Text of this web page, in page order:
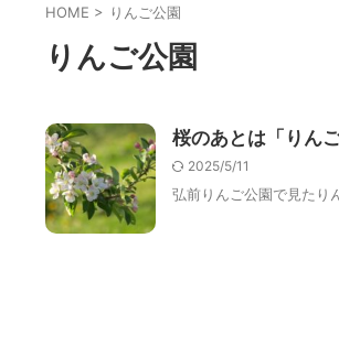
HOME > りんご公園
りんご公園
桜のあとは「りん
2025/5/11
弘前りんご公園で見たり